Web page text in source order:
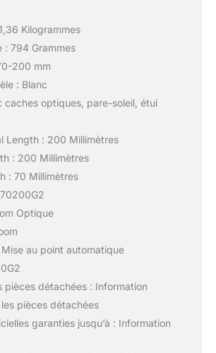
Kilogrammes
: 794 Grammes
200 mm
: Blanc
caches optiques, pare-soleil, étui
Length : 200 Millimètres
: 200 Millimètres
: 70 Millimètres
Optique
au point automatique
pièces détachées : Information
pièces détachées
garanties jusqu’à : Information